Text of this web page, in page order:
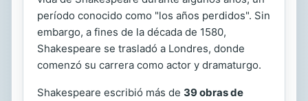
período conocido como "los años perdidos". Sin
embargo, a fines de la década de 1580,
Shakespeare se trasladó a Londres, donde
comenzó su carrera como actor y dramaturgo.
Shakespeare escribió más de 39 obras de